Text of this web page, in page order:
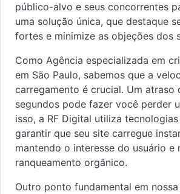
público-alvo e seus concorrentes
uma solução única, que destaque
fortes e minimize as objeções dos
Como Agência especializada em
em São Paulo, sabemos que a
carregamento é crucial. Um atraso
segundos pode fazer você perder
isso, a RF Digital utiliza
garantir que seu site carregue
mantendo o interesse do usuário e
ranqueamento orgânico.
Outro ponto fundamental em